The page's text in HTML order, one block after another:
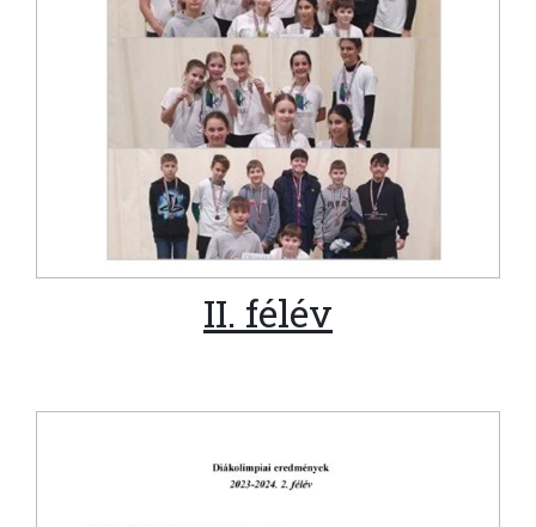
II. félév